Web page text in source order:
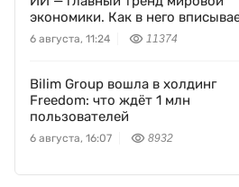
экономики. Как в него
Freedom Holding Corp.
6 августа, 11:24 11374
Bilim Group вошла в холдинг
Freedom: что ждёт 1 млн
пользователей
6 августа, 16:07 8932